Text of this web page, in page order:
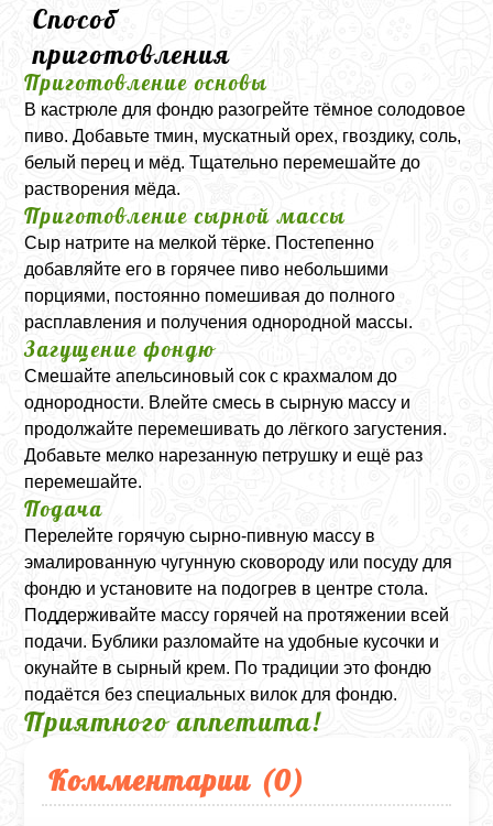
Способ
приготовления
Приготовление основы
В кастрюле для фондю разогрейте тёмное солодовое
пиво. Добавьте тмин, мускатный орех, гвоздику, соль,
белый перец и мёд. Тщательно перемешайте до
растворения мёда.
Приготовление сырной массы
Сыр натрите на мелкой тёрке. Постепенно
добавляйте его в горячее пиво небольшими
порциями, постоянно помешивая до полного
расплавления и получения однородной массы.
Загущение фондю
Смешайте апельсиновый сок с крахмалом до
однородности. Влейте смесь в сырную массу и
продолжайте перемешивать до лёгкого загустения.
Добавьте мелко нарезанную петрушку и ещё раз
перемешайте.
Подача
Перелейте горячую сырно-пивную массу в
эмалированную чугунную сковороду или посуду для
фондю и установите на подогрев в центре стола.
Поддерживайте массу горячей на протяжении всей
подачи. Бублики разломайте на удобные кусочки и
окунайте в сырный крем. По традиции это фондю
подаётся без специальных вилок для фондю.
Приятного аппетита!
Комментарии (0)